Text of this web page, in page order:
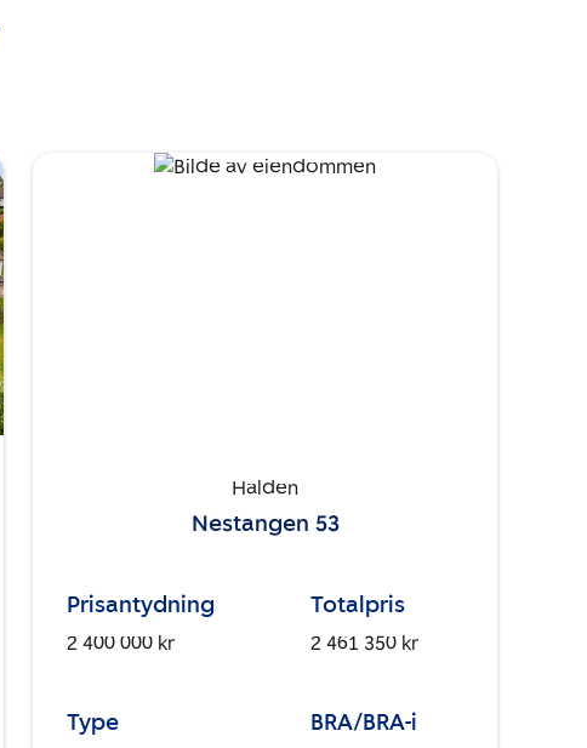
Halden
Nestangen 53
Prisantydning
2 400 000 kr
Totalpris
2 461 350 kr
Type BRA/BRA-i